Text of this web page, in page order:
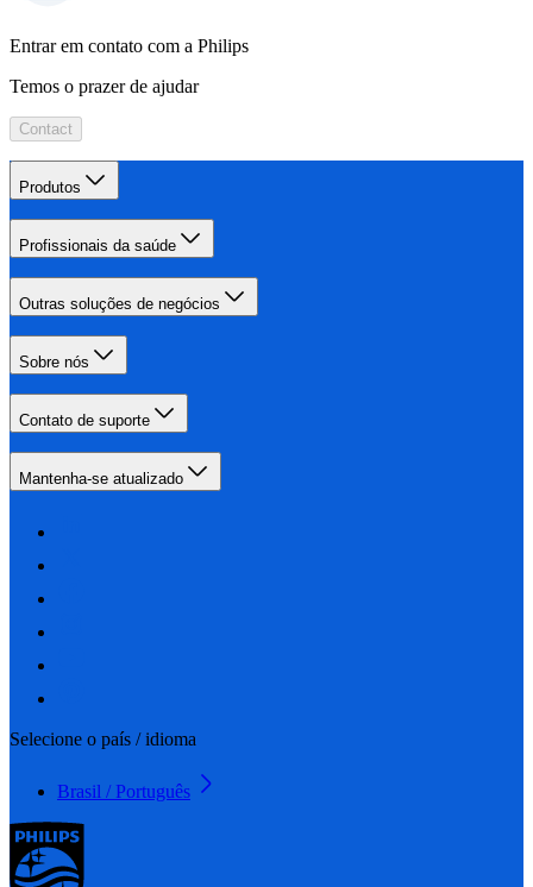
Entrar em contato com a Philips
Temos o prazer de ajudar
Contact
Produtos
Profissionais da saúde
Outras soluções de negócios
Sobre nós
Contato de suporte
Mantenha-se atualizado
Selecione o país / idioma
Brasil / Português